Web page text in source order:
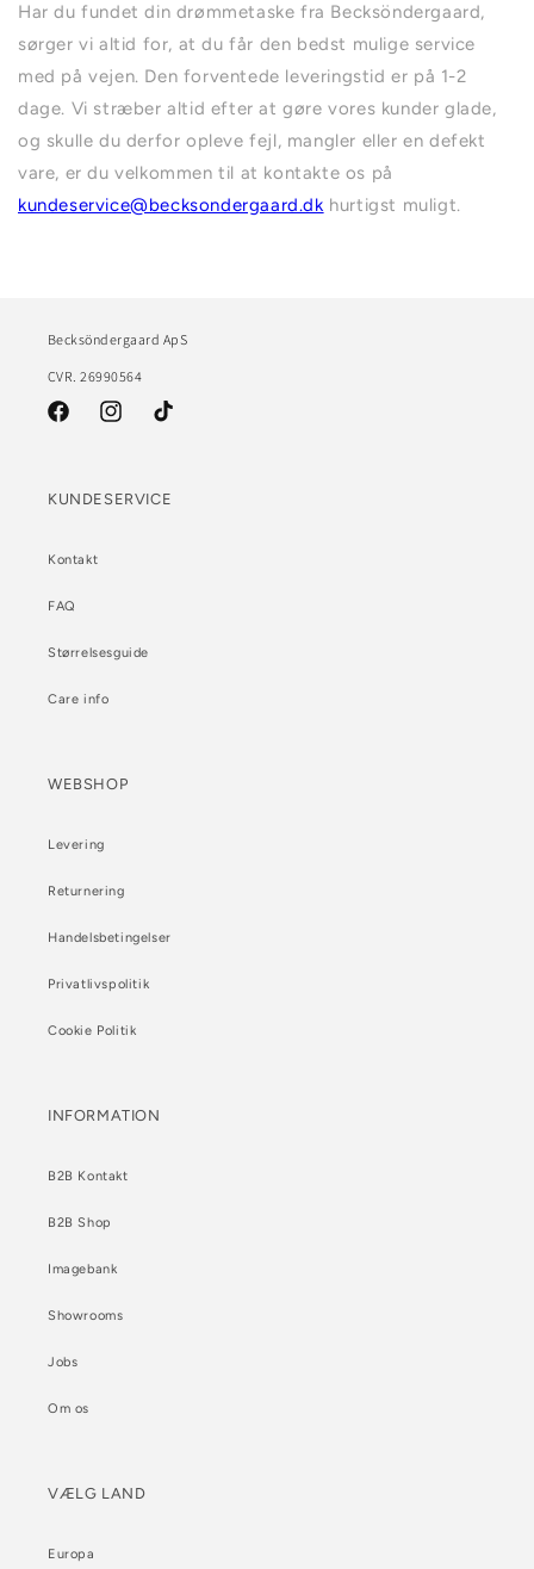
Har du fundet din drømmetaske fra Becksöndergaard,
sørger vi altid for, at du får den bedst mulige service
med på vejen. Den forventede leveringstid er på 1-2
dage. Vi stræber altid efter at gøre vores kunder glade,
og skulle du derfor opleve fejl, mangler eller en defekt
vare, er du velkommen til at kontakte os på
kundeservice@becksondergaard.dk hurtigst muligt.
Becksöndergaard ApS
CVR. 26990564
FacebookInstagramTikTok
KUNDESERVICE
Kontakt
FAQ
Størrelsesguide
Care info
WEBSHOP
Levering
Returnering
Handelsbetingelser
Privatlivspolitik
Cookie Politik
INFORMATION
B2B Kontakt
B2B Shop
Imagebank
Showrooms
Jobs
Om os
VÆLG LAND
Europa